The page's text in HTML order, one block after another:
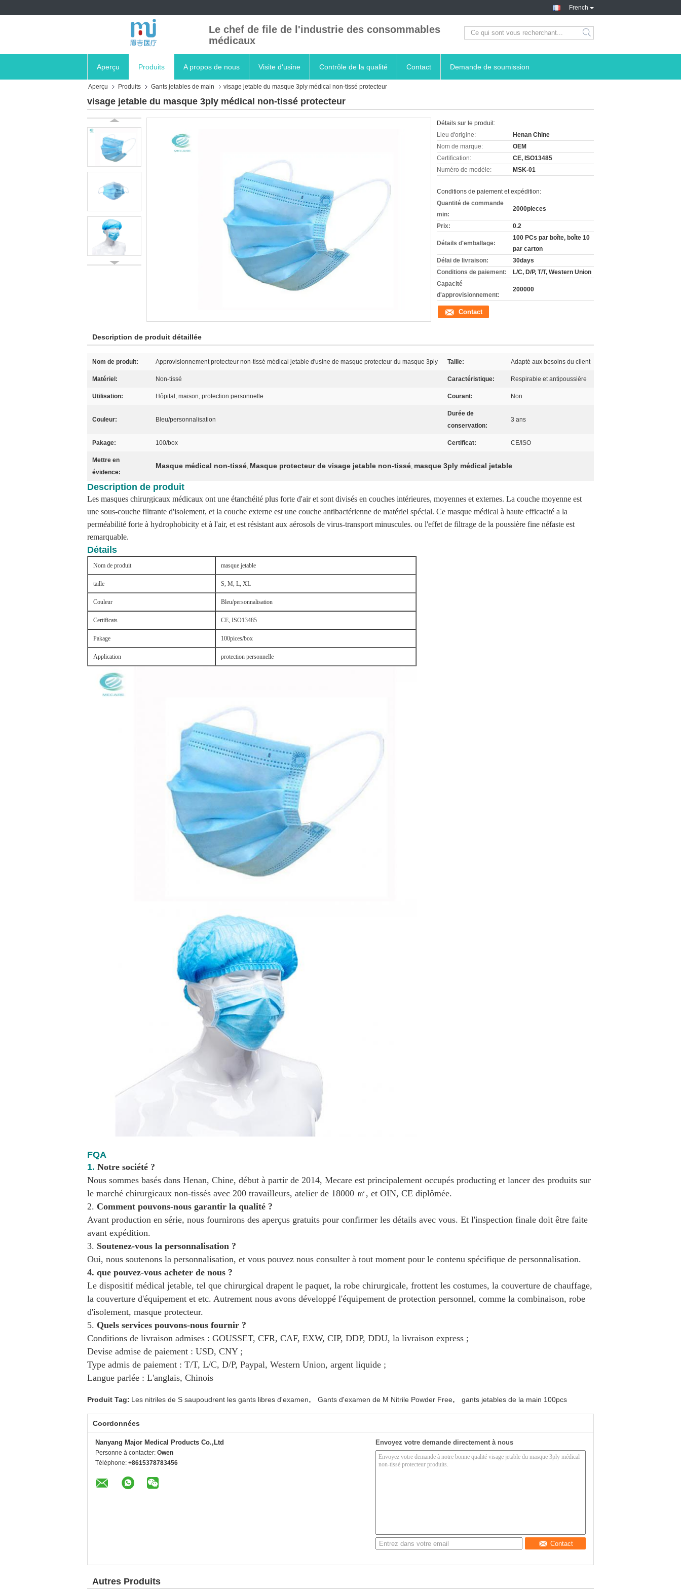
French
Le chef de file de l'industrie des consommables
médicaux
Aperçu Produits A propos de nous Visite d'usine Contrôle de la qualité Contact Demande de soumission
Aperçu Produits Gants jetables de main visage jetable du masque 3ply médical non-tissé protecteur
visage jetable du masque 3ply médical non-tissé protecteur
Détails sur le produit:
Lieu d'origine:
Henan Chine
Nom de marque:
OEM
Certification:
CE, ISO13485
Numéro de modèle:
MSK-01
Conditions de paiement et expédition:
Quantité de commande
min:
2000pieces
Prix: 0.2
Détails d'emballage:
100 PCs par boîte, boîte 10
par carton
Délai de livraison:
30days
Conditions de paiement:
L/C, D/P, T/T, Western Union
Capacité
d'approvisionnement:
200000
Contact
Description de produit détaillée
Nom de produit: Approvisionnement protecteur non-tissé médical jetable d'usine de masque protecteur du masque 3ply Taille: Adapté aux besoins du client
Matériel: Non-tissé Caractéristique: Respirable et antipoussière
Utilisation: Hôpital, maison, protection personnelle Courant: Non
Couleur: Bleu/personnalisation
Durée de
conservation:
3 ans
Pakage: 100/box Certificat: CE/ISO
Mettre en
évidence:
Masque médical non-tissé, Masque protecteur de visage jetable non-tissé, masque 3ply médical jetable
Description de produit
Les masques chirurgicaux médicaux ont une étanchéité plus forte d'air et sont divisés en couches intérieures, moyennes et externes. La couche moyenne est
une sous-couche filtrante d'isolement, et la couche externe est une couche antibactérienne de matériel spécial. Ce masque médical à haute efficacité a la
perméabilité forte à hydrophobicity et à l'air, et est résistant aux aérosols de virus-transport minuscules. ou l'effet de filtrage de la poussière fine néfaste est
remarquable.
Détails
Nom de produit masque jetable
taille S, M, L, XL
Couleur Bleu/personnalisation
Certificats CE, ISO13485
Pakage 100pices/box
Application protection personnelle
FQA
1. Notre société ?
Nous sommes basés dans Henan, Chine, début à partir de 2014, Mecare est principalement occupés producting et lancer des produits sur
le marché chirurgicaux non-tissés avec 200 travailleurs, atelier de 18000 ㎡, et OIN, CE diplômée.
2. Comment pouvons-nous garantir la qualité ?
Avant production en série, nous fournirons des aperçus gratuits pour confirmer les détails avec vous. Et l'inspection finale doit être faite
avant expédition.
3. Soutenez-vous la personnalisation ?
Oui, nous soutenons la personnalisation, et vous pouvez nous consulter à tout moment pour le contenu spécifique de personnalisation.
4. que pouvez-vous acheter de nous ?
Le dispositif médical jetable, tel que chirurgical drapent le paquet, la robe chirurgicale, frottent les costumes, la couverture de chauffage,
la couverture d'équipement et etc. Autrement nous avons développé l'équipement de protection personnel, comme la combinaison, robe
d'isolement, masque protecteur.
5. Quels services pouvons-nous fournir ?
Conditions de livraison admises : GOUSSET, CFR, CAF, EXW, CIP, DDP, DDU, la livraison express ;
Devise admise de paiement : USD, CNY ;
Type admis de paiement : T/T, L/C, D/P, Paypal, Western Union, argent liquide ;
Langue parlée : L'anglais, Chinois
Produit Tag: Les nitriles de S saupoudrent les gants libres d'examen, Gants d'examen de M Nitrile Powder Free, gants jetables de la main 100pcs
Coordonnées
Nanyang Major Medical Products Co.,Ltd
Personne à contacter: Owen
Téléphone: +8615378783456
Envoyez votre demande directement à nous
Contact
Autres Produits